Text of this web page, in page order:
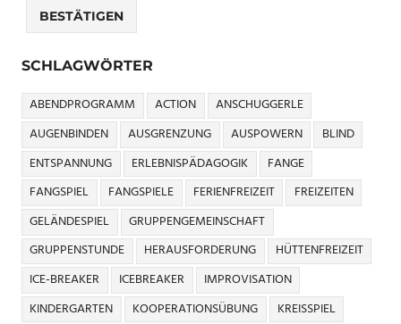
SCHLAGWÖRTER
ABENDPROGRAMM ACTION
ANSCHUGGERLE
AUGENBINDEN
AUSGRENZUNG AUSPOWERN
BLIND
ENTSPANNUNG
ERLEBNISPÄDAGOGIK
FANGE
FANGSPIEL
FANGSPIELE FERIENFREIZEIT
FREIZEITEN
GELÄNDESPIEL
GRUPPENGEMEINSCHAFT
GRUPPENSTUNDE
HERAUSFORDERUNG
HÜTTENFREIZEIT
ICE-BREAKER
ICEBREAKER
IMPROVISATION
KINDERGARTEN
KOOPERATIONSÜBUNG KREISSPIEL